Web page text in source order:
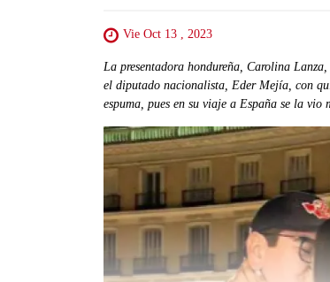
Vie Oct 13 , 2023
La presentadora hondureña, Carolina Lanza,
el diputado nacionalista, Eder Mejía, con
espuma, pues en su viaje a España se la